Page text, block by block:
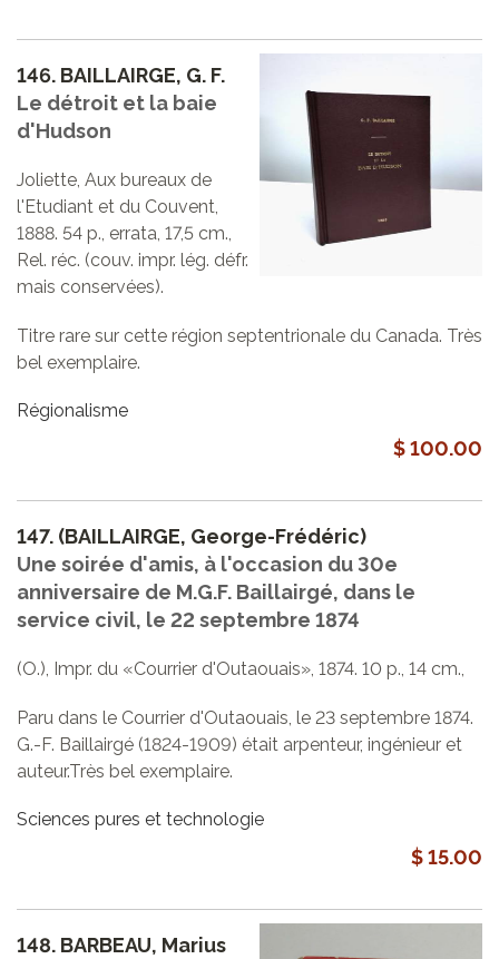
146. BAILLAIRGE, G. F.
Le détroit et la baie
d'Hudson
Joliette, Aux bureaux de
l'Etudiant et du Couvent,
1888. 54 p., errata, 17,5 cm.,
Rel. réc. (couv. impr. lég. défr.
mais conservées).
Titre rare sur cette région septentrionale du Canada. Très
bel exemplaire.
Régionalisme
$ 100.00
147. (BAILLAIRGE, George-Frédéric)
Une soirée d'amis, à l'occasion du 30e
anniversaire de M.G.F. Baillairgé, dans le
service civil, le 22 septembre 1874
(O.), Impr. du «Courrier d'Outaouais», 1874. 10 p., 14 cm.,
Paru dans le Courrier d'Outaouais, le 23 septembre 1874.
G.-F. Baillairgé (1824-1909) était arpenteur, ingénieur et
auteur.Très bel exemplaire.
Sciences pures et technologie
$ 15.00
148. BARBEAU, Marius